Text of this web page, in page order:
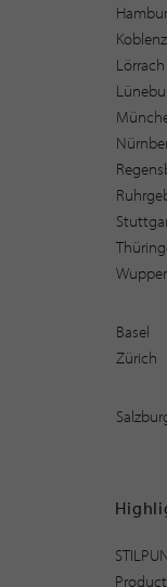
Koblenz
Lörrach
Basel
Zürich